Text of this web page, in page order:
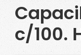
c/100.